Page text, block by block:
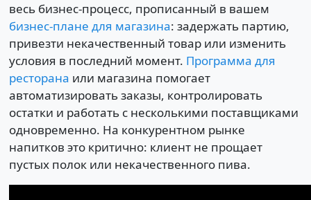
весь бизнес-процесс, прописанный в вашем
бизнес-плане для магазина: задержать партию,
привезти некачественный товар или изменить
условия в последний момент. Программа для
ресторана или магазина помогает
автоматизировать заказы, контролировать
остатки и работать с несколькими поставщиками
одновременно. На конкурентном рынке
напитков это критично: клиент не прощает
пустых полок или некачественного пива.